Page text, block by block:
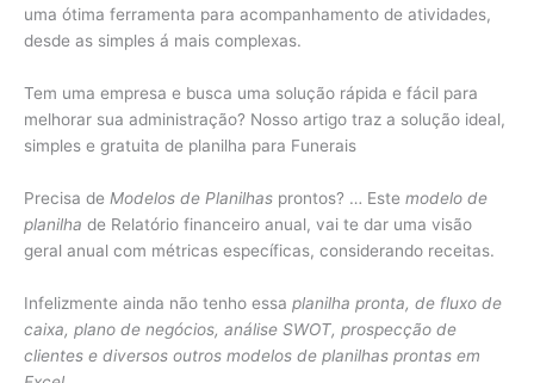
uma ótima ferramenta para acompanhamento de atividades,
desde as simples á mais complexas.
Tem uma empresa e busca uma solução rápida e fácil para
melhorar sua administração? Nosso artigo traz a solução ideal,
simples e gratuita de planilha para Funerais
Precisa de Modelos de Planilhas prontos? … Este modelo de
planilha de Relatório financeiro anual, vai te dar uma visão
geral anual com métricas específicas, considerando receitas.
Infelizmente ainda não tenho essa planilha pronta, de fluxo de
caixa, plano de negócios, análise SWOT, prospecção de
clientes e diversos outros modelos de planilhas prontas em